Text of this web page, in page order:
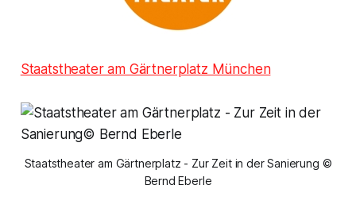
Staatstheater am Gärtnerplatz München
Staatstheater am Gärtnerplatz - Zur Zeit in der Sanierung ©
Bernd Eberle